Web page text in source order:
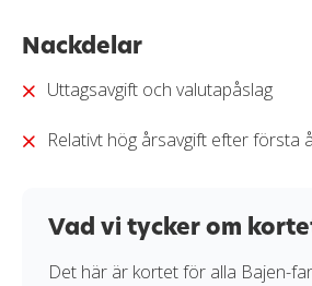
kreditkort i vår
Nackdelar
Uttagsavgift och valutapåslag
Relativt hög årsavgift efter första
Vad vi tycker om
Det här är kortet för alla Bajen-